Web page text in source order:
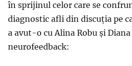
în sprijinul celor care se
diagnostic afli din discuția pe
a avut-o cu Alina Robu și
neurofeedback: